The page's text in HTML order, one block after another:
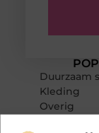
Duurzaam
Kleding
Overig